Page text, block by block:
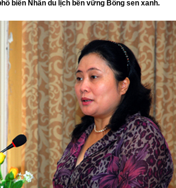
biến Nhãn du lịch bền vững Bông sen xanh.